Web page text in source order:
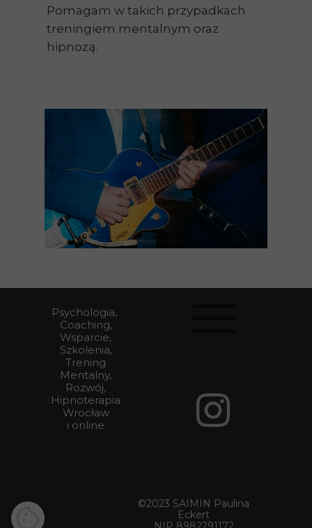
Pomagam w takich przypadkach
treningiem mentalnym oraz
hipnozą.
Psychologia,
Coaching,
Wsparcie,
Szkolenia,
Trening
Mentalny,
Rozwój,
Hipnoterapia
Wrocław
i online
©2023 SAIMIN Paulina
Eckert